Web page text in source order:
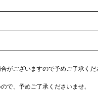
がございますので予めご了承くだ
で、予めご了承くださいませ。